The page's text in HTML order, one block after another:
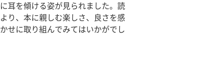
耳を傾ける姿が見られました。読
り、本に親しむ楽しさ、良さを感
せに取り組んでみてはいかがでし